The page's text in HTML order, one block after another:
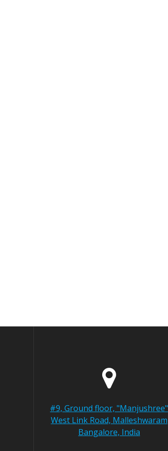
#9, Ground floor, "Manjushree"
West Link Road, Malleshwaram
Bangalore, India